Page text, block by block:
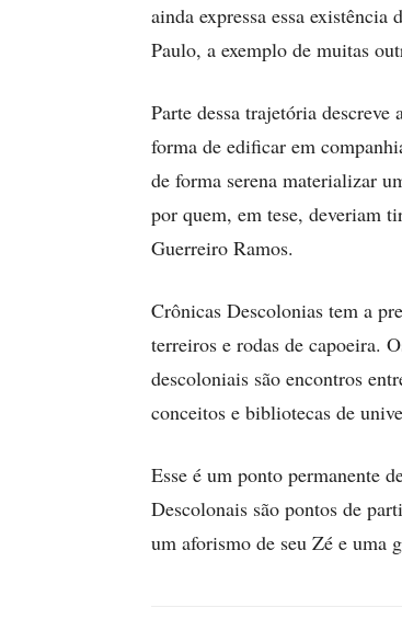
ainda expressa essa
Paulo, a exemplo de muitas
Parte dessa trajetória
forma de edificar em
de forma serena materializar
por quem, em tese, deveriam
Guerreiro Ramos.
Crônicas Descolonias tem a
terreiros e rodas de capoeira.
descoloniais são encontros
conceitos e bibliotecas de
Esse é um ponto permanente
Descolonais são pontos de
um aforismo de seu Zé e uma